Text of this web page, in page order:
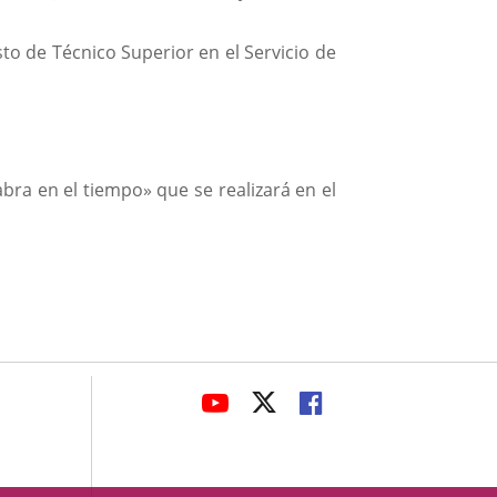
de Técnico Superior en el Servicio de
en el tiempo» que se realizará en el
ENLACE
APLICACIÓN
ENLACE
APLICACIÓN
ENLACE
APLICACIÓN